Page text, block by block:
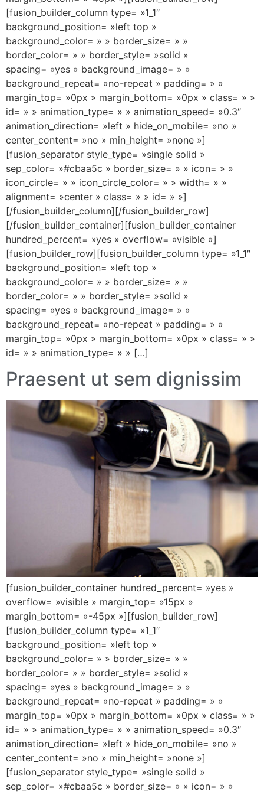
[fusion_builder_column type= »1_1″
background_position= »left top »
background_color= » » border_size= » »
border_color= » » border_style= »solid »
spacing= »yes » background_image= » »
background_repeat= »no-repeat » padding= » »
margin_top= »0px » margin_bottom= »0px » class= » »
id= » » animation_type= » » animation_speed= »0.3″
animation_direction= »left » hide_on_mobile= »no »
center_content= »no » min_height= »none »]
[fusion_separator style_type= »single solid »
sep_color= »#cbaa5c » border_size= » » icon= » »
icon_circle= » » icon_circle_color= » » width= » »
alignment= »center » class= » » id= » »]
[/fusion_builder_column][/fusion_builder_row]
[/fusion_builder_container][fusion_builder_container
hundred_percent= »yes » overflow= »visible »]
[fusion_builder_row][fusion_builder_column type= »1_1″
background_position= »left top »
background_color= » » border_size= » »
border_color= » » border_style= »solid »
spacing= »yes » background_image= » »
background_repeat= »no-repeat » padding= » »
margin_top= »0px » margin_bottom= »0px » class= » »
id= » » animation_type= » » […]
Praesent ut sem dignissim
[fusion_builder_container hundred_percent= »yes »
overflow= »visible » margin_top= »15px »
margin_bottom= »-45px »][fusion_builder_row]
[fusion_builder_column type= »1_1″
background_position= »left top »
background_color= » » border_size= » »
border_color= » » border_style= »solid »
spacing= »yes » background_image= » »
background_repeat= »no-repeat » padding= » »
margin_top= »0px » margin_bottom= »0px » class= » »
id= » » animation_type= » » animation_speed= »0.3″
animation_direction= »left » hide_on_mobile= »no »
center_content= »no » min_height= »none »]
[fusion_separator style_type= »single solid »
sep_color= »#cbaa5c » border_size= » » icon= » »